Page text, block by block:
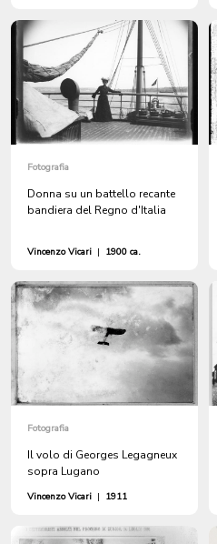
Fotografia
Donna su un battello recante
bandiera del Regno d'Italia
Vincenzo Vicari | 1900 ca.
Fotografia
Il volo di Georges Legagneux
sopra Lugano
Vincenzo Vicari | 1911